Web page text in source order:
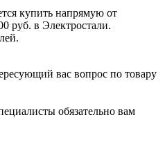
купить напрямую от
руб. в Электростали.
вас вопрос по товару
обязательно вам